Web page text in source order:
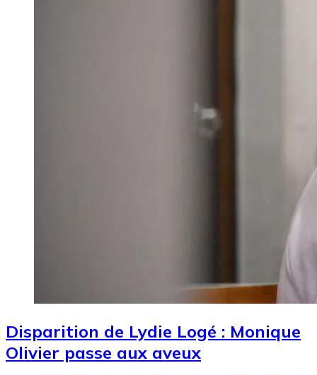
Disparition de Lydie Logé : Monique
Olivier passe aux aveux